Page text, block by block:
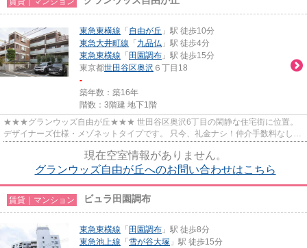
東急東横線 「 自由が丘 」駅 徒歩10分
東急大井町線 「 九品仏 」駅 徒歩4分
東急東横線 「 田園調布 」駅 徒歩15分
東京都世田谷区奥沢 ６丁目18
-
築年数：築16年
階数：3階建 地下1階
★★★グランウッズ自由が丘★★★ 世田谷区奥沢6丁目の閑静な住宅街に位置。
デザイナーズ仕様・メゾネットタイプです。 只今、礼金ナシ！仲介手数料なしで
現在空室情報がありません。
グランウッズ自由が丘へのお問い合わせはこちら
賃貸｜マンション ビュラ田園調布
東急東横線 「 田園調布 」駅 徒歩8分
東急池上線 「 雪が谷大塚 」駅 徒歩15分